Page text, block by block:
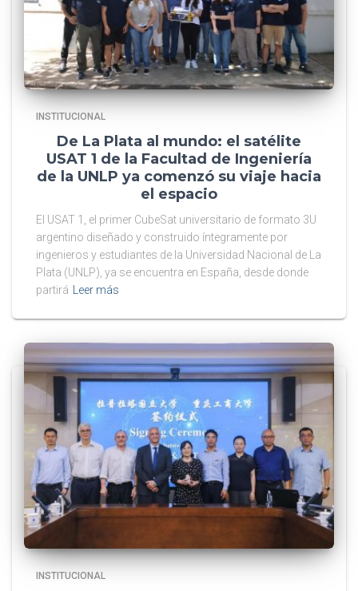
INSTITUCIONAL
De La Plata al mundo: el satélite
USAT 1 de la Facultad de Ingeniería
de la UNLP ya comenzó su viaje hacia
el espacio
El USAT 1, el primer CubeSat universitario de formato 3U
argentino diseñado y construido íntegramente por
ingenieros y estudiantes de la Universidad Nacional de La
Plata (UNLP), ya se encuentra en España, desde donde
partirá
Leer más
INSTITUCIONAL